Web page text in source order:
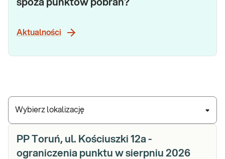
Wybierz lokalizację
spoza punktów pobrań?
Aktualności
PP Toruń, ul. Kościuszki 12a -
ograniczenia punktu w sierpniu 2026